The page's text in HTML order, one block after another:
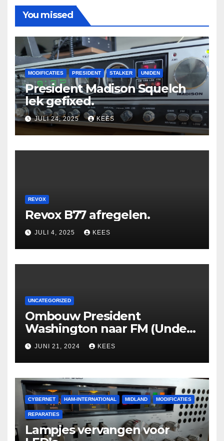
You missed
MODIFICATIES PRESIDENT STALKER UNIDEN
President Madison Squelch
lek gefixed.
JULI 24, 2025 KEES
REVOX
Revox B77 afregelen.
JULI 4, 2025 KEES
UNCATEGORIZED
Ombouw President
Washington naar FM (Under
Construction)
JUNI 21, 2024 KEES
CYBERNET HAM-INTERNATIONAL MIDLAND MODIFICATIES
REPARATIES
Lampjes vervangen voor